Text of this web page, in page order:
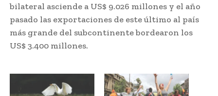
bilateral asciende a US$ 9.026 millones y el año
pasado las exportaciones de este último al país
más grande del subcontinente bordearon los
US$ 3.400 millones.